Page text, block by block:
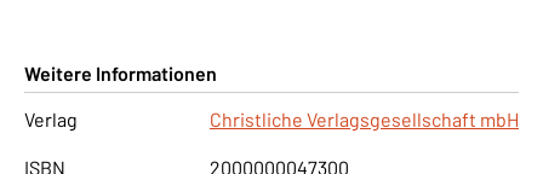
Weitere Informationen
Verlag
Christliche Verlagsgesellschaft mbH
ISBN 2000000047300